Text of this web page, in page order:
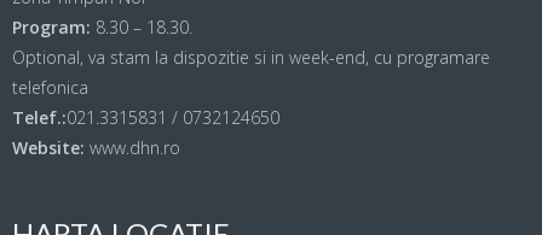
Program: 8.30 – 18.30.
Optional, va stam la dispozitie si in week-end, cu programare
telefonica
Telef.:021.3315831 / 0732124650
Website: www.dhn.ro